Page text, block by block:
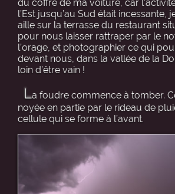
du coffre de ma voiture, car
l’Est jusqu’au Sud était incessante,
aille sur la terrasse du restaurant
pour nous laisser rattraper par le
l’orage, et photographier ce qui
devant nous, dans la vallée de la
loin d’être vain !
La foudre commence à tomber.
noyée en partie par le rideau de
cellule qui se forme à l’avant.